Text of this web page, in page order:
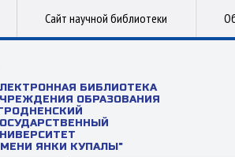
Сайт научной библиотеки
БИБЛИОТЕКА
ОБРАЗОВАНИЯ
ЯНКИ КУПАЛЫ"